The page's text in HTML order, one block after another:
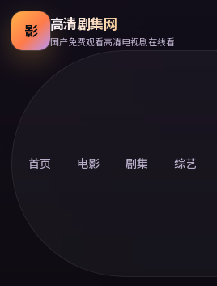
影 高清剧集网
国产免费观看高清电视剧在线看
首页 电影 剧集 综艺